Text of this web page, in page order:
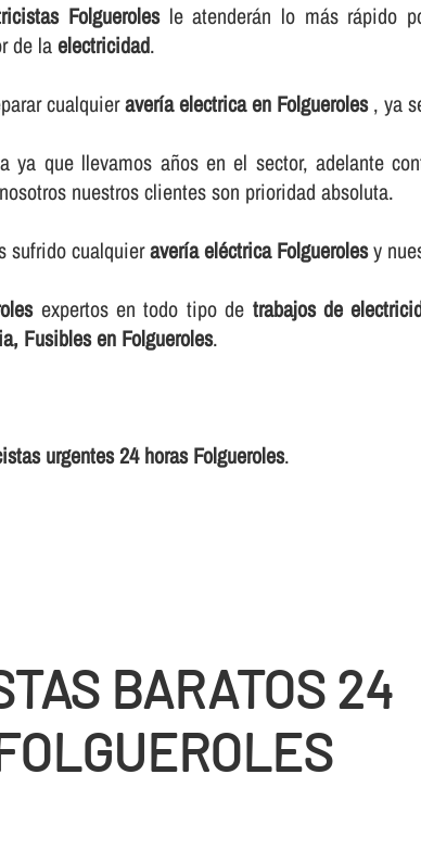
Folguerolesle atenderán lo más rápido
de laelectricidad.
cualquieraverí­a electrica en Folgueroles, ya
ya que llevamos años en el sector, adelante
nuestros clientes son prioridad absoluta.
sufrido cualquieraverí­a eléctrica Folguerolesy
expertos en todo tipo de trabajos de
Fusibles en Folgueroles.
urgentes 24 horas Folgueroles.
BARATOS 24